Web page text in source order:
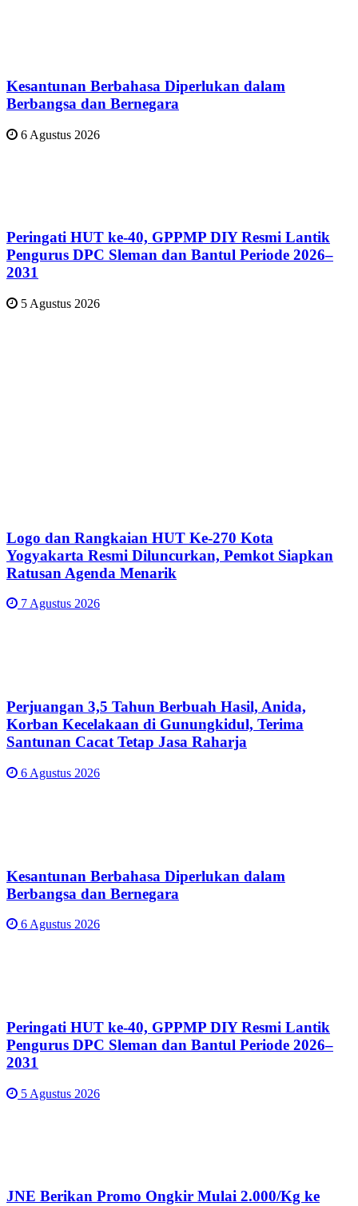
Kesantunan Berbahasa Diperlukan dalam
Berbangsa dan Bernegara
6 Agustus 2026
Peringati HUT ke-40, GPPMP DIY Resmi Lantik
Pengurus DPC Sleman dan Bantul Periode 2026–
2031
5 Agustus 2026
Logo dan Rangkaian HUT Ke-270 Kota
Yogyakarta Resmi Diluncurkan, Pemkot Siapkan
Ratusan Agenda Menarik
7 Agustus 2026
Perjuangan 3,5 Tahun Berbuah Hasil, Anida,
Korban Kecelakaan di Gunungkidul, Terima
Santunan Cacat Tetap Jasa Raharja
6 Agustus 2026
Kesantunan Berbahasa Diperlukan dalam
Berbangsa dan Bernegara
6 Agustus 2026
Peringati HUT ke-40, GPPMP DIY Resmi Lantik
Pengurus DPC Sleman dan Bantul Periode 2026–
2031
5 Agustus 2026
JNE Berikan Promo Ongkir Mulai 2.000/Kg ke